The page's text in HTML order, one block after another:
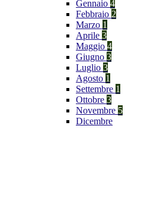
Gennaio 4
Febbraio 2
Marzo 1
Aprile 3
Maggio 4
Giugno 3
Luglio 3
Agosto 1
Settembre 1
Ottobre 3
Novembre 5
Dicembre